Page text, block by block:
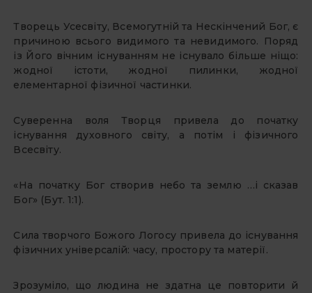
Творець Усесвіту, Всемогутній та Нескінчений Бог, є
причиною всього видимого та невидимого. Поряд
із Його вічним існуванням не існувало більше ніщо:
жодної істоти, жодної пилинки, жодної
елементарної фізичної частинки.
Суверенна воля Творця привела до початку
існування духовного світу, а потім і фізичного
Всесвіту.
«На початку Бог створив небо та землю …і сказав
Бог» (Бут. 1:1).
Сила творчого Божого Логосу привела до існування
фізичних універсалій: часу, простору та матерії.
Зрозуміло, що людина не здатна це повторити й